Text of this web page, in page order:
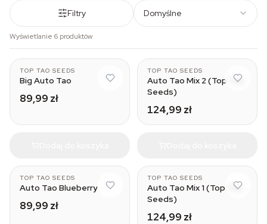
Filtry Domyślne
Wyświetlanie 6 produktów
TOP TAO SEEDS
Big Auto Tao
89,99 zł
TOP TAO SEEDS
Auto Tao Mix 2 (Top Tao
Seeds)
124,99 zł
TOP TAO SEEDS
Auto Tao Blueberry
89,99 zł
TOP TAO SEEDS
Auto Tao Mix 1 (Top Tao
Seeds)
124,99 zł